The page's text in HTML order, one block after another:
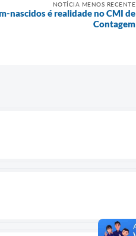
NOTÍCIA MENOS RECENTE
nascidos é realidade no CMI de
Contagem